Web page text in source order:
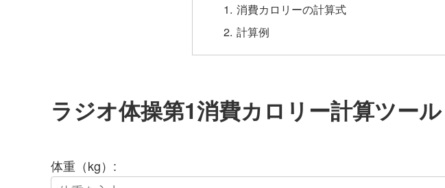
消費カロリーの計算式
計算例
ラジオ体操第1消費カロリー計算ツール
体重（kg）: